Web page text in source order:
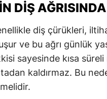
DIŞ
diş çürükleri,
ve bu ağrı günlük
sayesinde kısa
kaldırmaz. Bu